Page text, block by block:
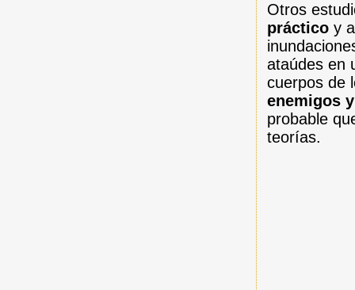
Otros
práctico y
ataúdes en
cuerpos de
enemigos
probable
teorías.